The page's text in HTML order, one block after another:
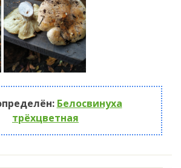
Белосвинуха
трёхцветная